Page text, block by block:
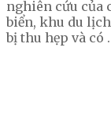
nghiên cứu của
biển, khu du
bị thu hẹp và có